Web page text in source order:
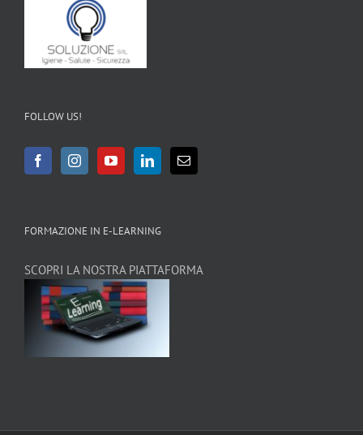
FOLLOW US!
FORMAZIONE IN E-LEARNING
SCOPRI LA NOSTRA PIATTAFORMA